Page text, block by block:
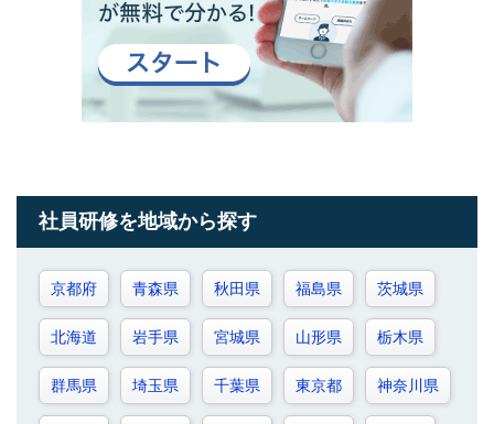
社員研修を地域から探す
京都府 青森県 秋田県 福島県 茨城県
北海道 岩手県 宮城県 山形県 栃木県
群馬県 埼玉県 千葉県 東京都 神奈川県